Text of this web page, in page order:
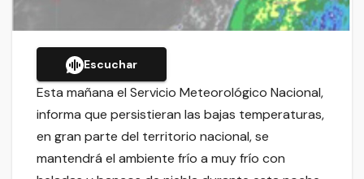
Escuchar
Esta mañana el Servicio Meteorológico Nacional,
informa que persistieran las bajas temperaturas,
en gran parte del territorio nacional, se
mantendrá el ambiente frío a muy frío con